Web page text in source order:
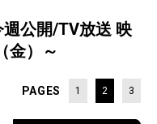
週公開/TV放送 映
金）～
PAGES 1 2 3